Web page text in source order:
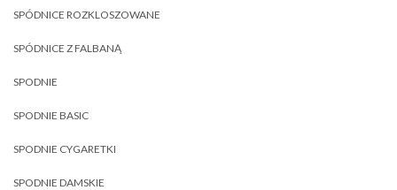
SPÓDNICE ROZKLOSZOWANE
SPÓDNICE Z FALBANĄ
SPODNIE
SPODNIE BASIC
SPODNIE CYGARETKI
SPODNIE DAMSKIE